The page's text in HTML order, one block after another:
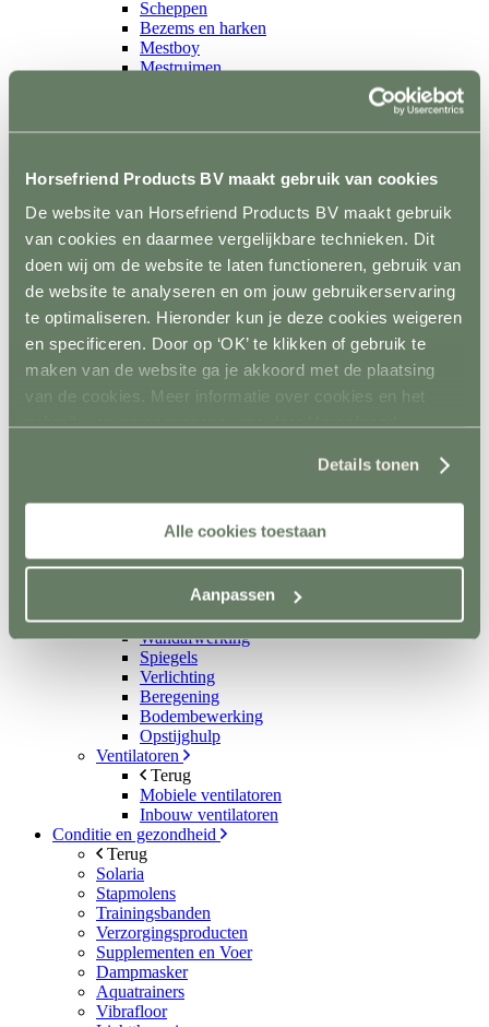
Horsefriend Products BV maakt gebruik van cookies
De website van Horsefriend Products BV maakt gebruik
van cookies en daarmee vergelijkbare technieken. Dit
doen wij om de website te laten functioneren, gebruik van
de website te analyseren en om jouw gebruikerservaring
te optimaliseren. Hieronder kun je deze cookies weigeren
en specificeren. Door op ‘OK’ te klikken of gebruik te
maken van de website ga je akkoord met de plaatsing
van de cookies. Meer informatie over cookies en het
gebruik van persoonsgegevens door Horsefriend
Details tonen
Alle cookies toestaan
Aanpassen
Scheppen
Bezems en harken
Mestboy
Mestruimen
Vloer
Sloten en accessoires
Voerkamer
Terug
Voerkarren
Voeropslag
Hooistomers
Voerscheppen
Ongediertebestrijding
Terug
Automatische bestrijding
Biologische bestrijding
Metalen poorten
Drinkbakken en watervaten
Bodemverbetering
Terug
Bodem
Wandafwerking
Spiegels
Verlichting
Beregening
Bodembewerking
Opstijghulp
Ventilatoren
Terug
Mobiele ventilatoren
Inbouw ventilatoren
Conditie en gezondheid
Terug
Solaria
Stapmolens
Trainingsbanden
Verzorgingsproducten
Supplementen en Voer
Dampmasker
Aquatrainers
Vibrafloor